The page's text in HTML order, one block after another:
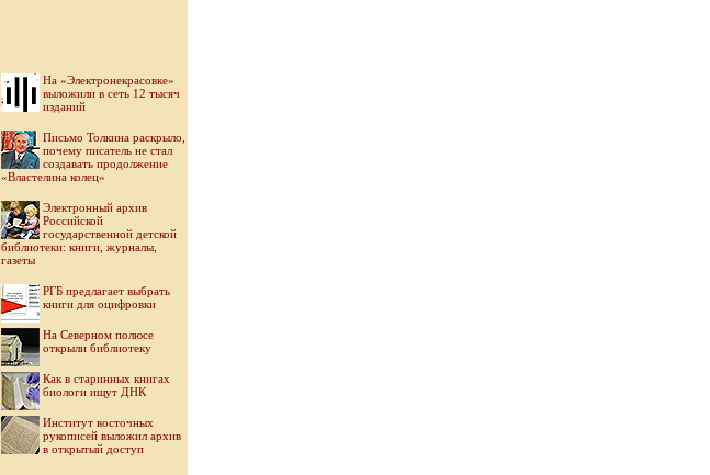
На «Электронекрасовке»
выложили в сеть 12 тысяч
изданий
Письмо Толкина раскрыло,
почему писатель не стал
создавать продолжение
«Властелина колец»
Электронный архив
Российской
государственной детской
библиотеки: книги, журналы,
газеты
РГБ предлагает выбрать
книги для оцифровки
На Северном полюсе
открыли библиотеку
Как в старинных книгах
биологи ищут ДНК
Институт восточных
рукописей выложил архив
в открытый доступ